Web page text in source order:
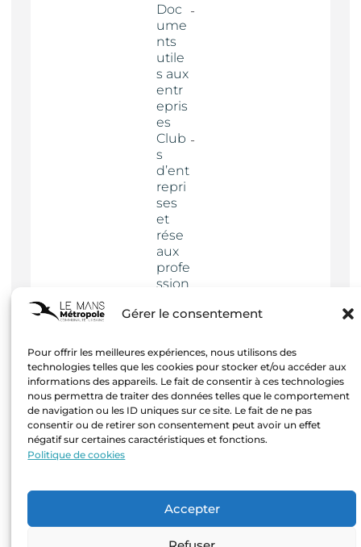
Gérer le consentement
Pour offrir les meilleures expériences, nous utilisons des
technologies telles que les cookies pour stocker et/ou accéder aux
informations des appareils. Le fait de consentir à ces technologies
nous permettra de traiter des données telles que le comportement
de navigation ou les ID uniques sur ce site. Le fait de ne pas
consentir ou de retirer son consentement peut avoir un effet
négatif sur certaines caractéristiques et fonctions.
Politique de cookies
Accepter
Doc
ume
nts
utile
s aux
entr
epris
es
Club
s
d’ent
repri
ses
et
rése
aux
profe
ssion
Actua
Mentions
Création
Agence
Hastone